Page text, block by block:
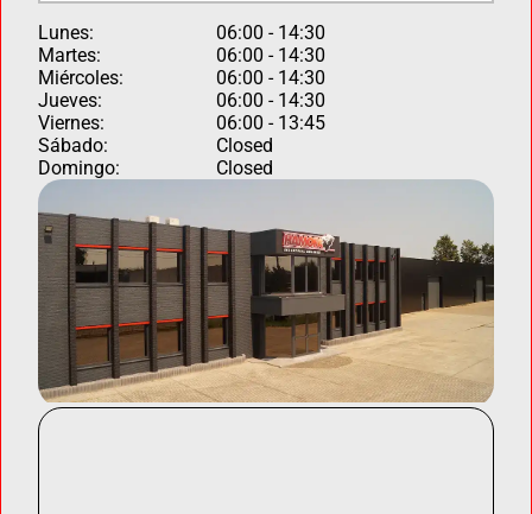
Lunes:
06:00 - 14:30
Martes:
06:00 - 14:30
Miércoles:
06:00 - 14:30
Jueves:
06:00 - 14:30
Viernes:
06:00 - 13:45
Sábado:
Closed
Domingo:
Closed